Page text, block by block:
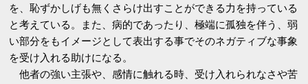
を、恥ずかしげも無くさらけ出すことができる力を持っている
と考えている。また、病的であったり、極端に孤独を伴う、弱
い部分をもイメージとして表出する事でそのネガティブな事象
を受け入れる助けになる。
他者の強い主張や、感情に触れる時、受け入れられなさや苦